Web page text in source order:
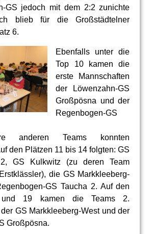
GS jedoch mit dem 2:2 zunichte
blieb für die Großstädtelner
6.
Ebenfalls unter die
Top 10 kamen die
erste Mannschaften
der Löwenzahn-GS
Großpösna und der
Regenbogen-GS
anderen Teams konnten
den Plätzen 11 bis 14 folgten: GS
2, GS Kulkwitz (zu deren Team
die GS Markkleeberg-
GS Taucha 2. Auf den
19 kamen die Teams 2.
GS Markkleeberg-West und der
Großpösna.